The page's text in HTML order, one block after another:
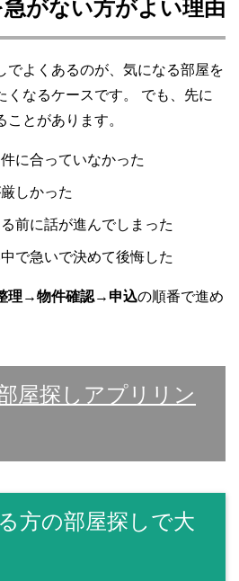
がない方がよい理由
でよくあるのが、気になる部屋を
くなるケースです。 でも、先に
とがあります。
に合っていなかった
しかった
前に話が進んでしまった
で急いで決めて後悔した
理→物件確認→申込の順番で進め
屋探しアプリリン
方の部屋探しで大